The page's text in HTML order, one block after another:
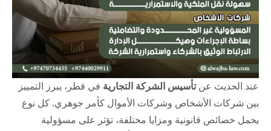
عند الحديث عنتأسيس الشركة التجارية في قطر، يبرز التمييز
بين شركات الأشخاص وشركات الأموال كأمر جوهري. كل نوع
يحمل خصائص قانونية ومزايا مختلفة، تؤثر على مسؤولية